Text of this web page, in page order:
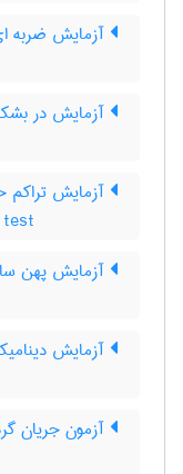
آزمایش ضربه
آزمایش در
آزمایش
آزمایش پهن
آزمایش
آزمون جریان